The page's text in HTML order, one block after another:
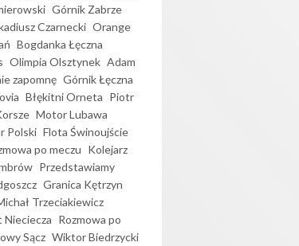
Górnik Zabrze
Czarnecki Orange
Bogdanka Łęczna
Olimpia Olsztynek Adam
zapomnę Górnik Łęczna
Błękitni Orneta Piotr
Motor Lubawa
Polski Flota Świnoujście
po meczu Kolejarz
Przedstawiamy
Granica Kętrzyn
Trzeciakiewicz
Nieciecza Rozmowa po
Sącz Wiktor Biedrzycki